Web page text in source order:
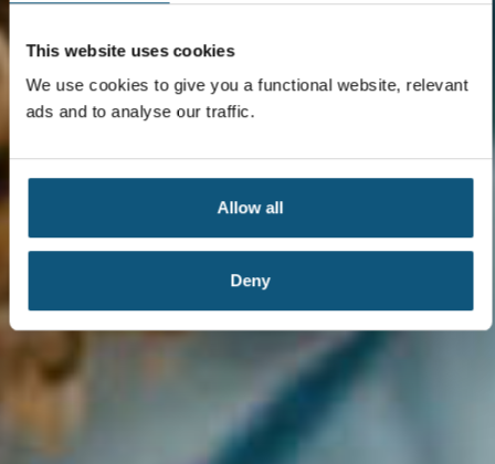
This website uses cookies
We use cookies to give you a functional website, relevant
ads and to analyse our traffic.
Allow all
Deny